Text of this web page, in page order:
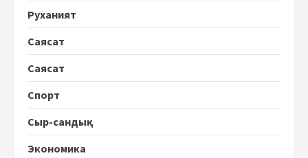
Руханият
Саясат
Саясат
Спорт
Сыр-сандық
Экономика